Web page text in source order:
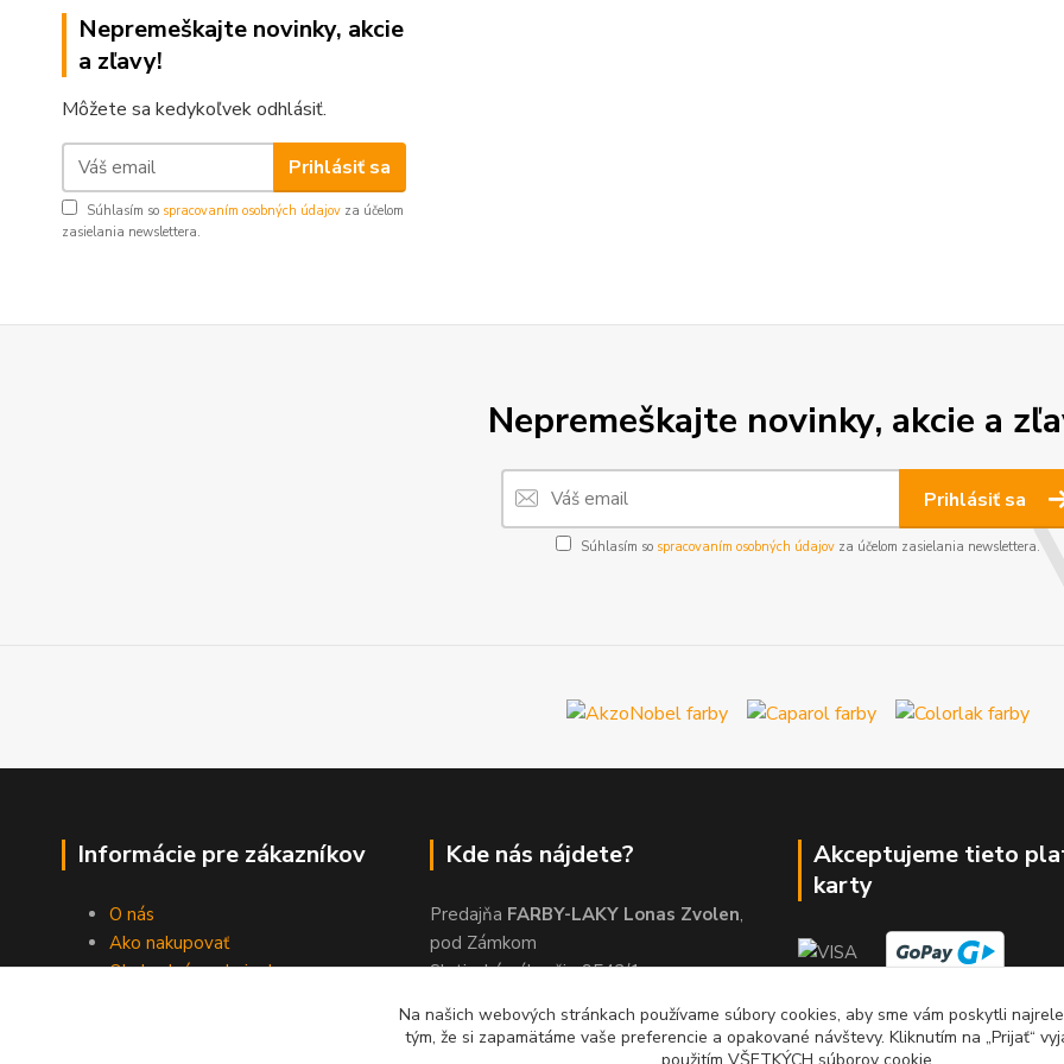
Nepremeškajte novinky, akcie
a zľavy!
Môžete sa kedykoľvek odhlásiť.
Prihlásiť sa
Súhlasím so spracovaním osobných údajov za účelom
zasielania newslettera.
Nepremeškajte novinky, akcie a
Prihlásiť sa
Súhlasím so spracovaním osobných údajov za účelom zasielania newslettera.
Informácie pre zákazníkov
O nás
Ako nakupovať
Obchodné podmienky
Kde nás nájdete?
Predajňa FARBY-LAKY Lonas Zvolen,
pod Zámkom
Slatinské nábrežie 9542/1
Akceptujeme tieto
karty
Na našich webových stránkach používame súbory cookies, aby sme vám poskytli
tým, že si zapamätáme vaše preferencie a opakované návštevy. Kliknutím na „Prijať“